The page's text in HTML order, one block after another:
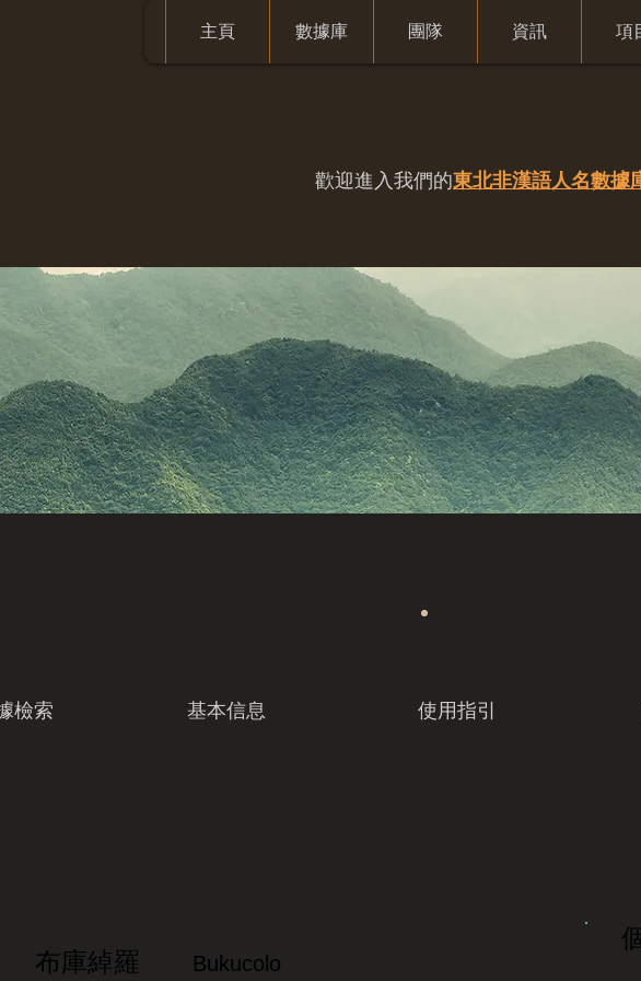
主頁 數據庫 團隊 資訊 項
歡迎進入我們的東北非漢語人名數據
檢索 基本信息 使用指引
布庫綽羅
Bukucolo